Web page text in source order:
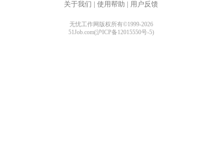
关于我们 使用帮助 用户反馈
无忧工作网版权所有©1999-2026
51Job.com(沪ICP备12015550号-5)